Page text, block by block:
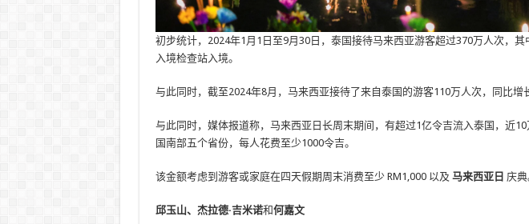
初步统计，2024年1月1日至9月30日，泰国接待马来西亚游客超过370万人次，其
入境检查站入境。
与此同时，截至2024年8月，马来西亚接待了来自泰国的游客110万人次，同比增
与此同时，媒体报道称，马来西亚日长周末期间，有超过1亿令吉流入泰国，近
国南部五个省份，每人花费至少1000令吉。
该金额考虑到游客或家庭在四天假期周末消费至少 RM1,000 以及 马来西亚日 庆典
邱玉山、杰拉德·吉米诺和何嘉文